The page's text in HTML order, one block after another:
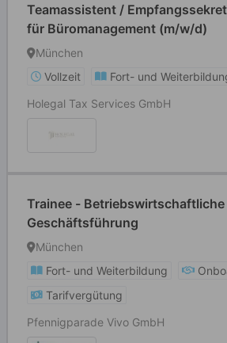
Teamassistent /
für Büromanagement (m/w/d)
München
Vollzeit
Fort- und
Holegal Tax Services GmbH
Trainee -
Geschäftsführung
München
Fort- und Weiterbildung
Tarifvergütung
Pfennigparade Vivo GmbH